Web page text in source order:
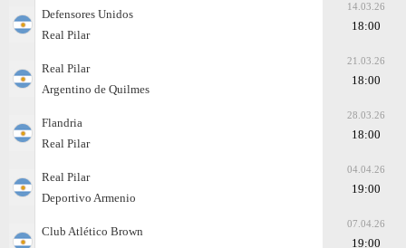
Defensores Unidos
Real Pilar
14.03.26
18:00
Real Pilar
Argentino de Quilmes
21.03.26
18:00
Flandria
Real Pilar
28.03.26
18:00
Real Pilar
Deportivo Armenio
04.04.26
19:00
Club Atlético Brown
07.04.26
19:00